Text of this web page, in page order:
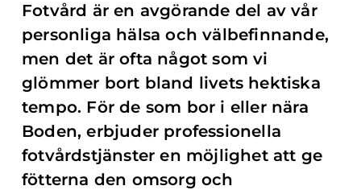
Fotvård är en avgörande del av vår
personliga hälsa och välbefinnande,
men det är ofta något som vi
glömmer bort bland livets hektiska
tempo. För de som bor i eller nära
Boden, erbjuder professionella
fotvårdstjänster en möjlighet att ge
fötterna den omsorg och